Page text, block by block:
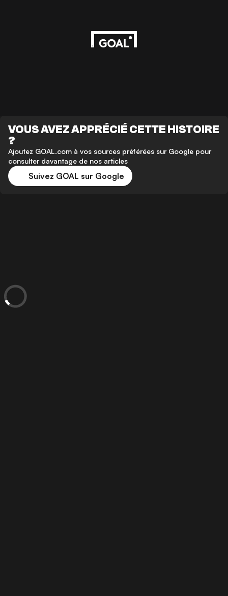
VOUS AVEZ APPRÉCIÉ CETTE HISTOIRE
?
Ajoutez GOAL.com à vos sources préférées sur Google pour
consulter davantage de nos articles
Suivez GOAL sur Google